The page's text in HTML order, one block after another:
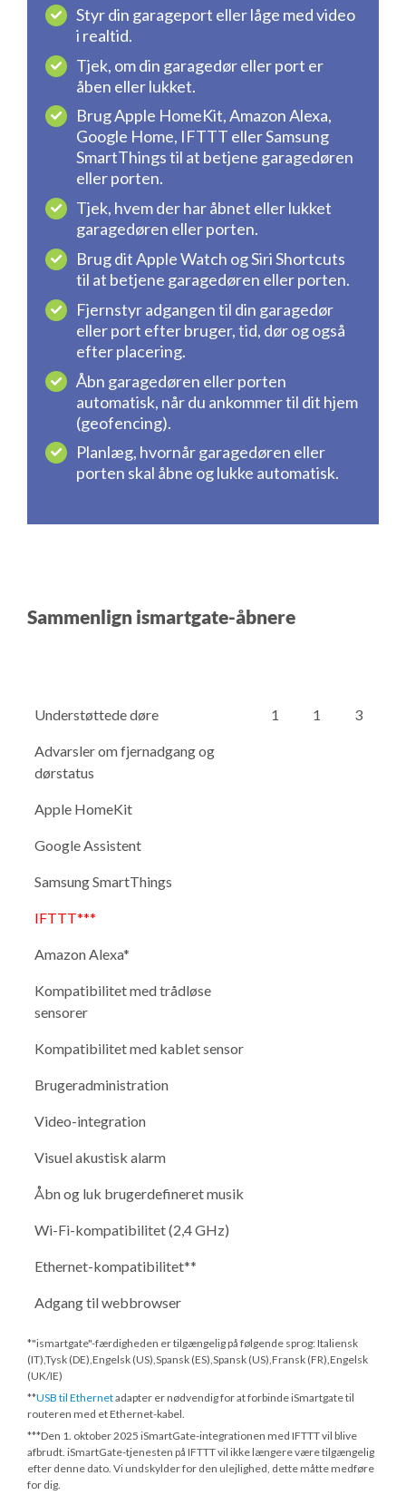
Styr din garageport eller låge med video
i realtid.
Tjek, om din garagedør eller port er
åben eller lukket.
Brug Apple HomeKit, Amazon Alexa,
Google Home, IFTTT eller Samsung
SmartThings til at betjene garagedøren
eller porten.
Tjek, hvem der har åbnet eller lukket
garagedøren eller porten.
Brug dit Apple Watch og Siri Shortcuts
til at betjene garagedøren eller porten.
Fjernstyr adgangen til din garagedør
eller port efter bruger, tid, dør og også
efter placering.
Åbn garagedøren eller porten
automatisk, når du ankommer til dit hjem
(geofencing).
Planlæg, hvornår garagedøren eller
porten skal åbne og lukke automatisk.
Sammenlign ismartgate-åbnere
Understøttede døre 1 1 3
Advarsler om fjernadgang og
dørstatus
Apple HomeKit
Google Assistent
Samsung SmartThings
IFTTT***
Amazon Alexa*
Kompatibilitet med trådløse
sensorer
Kompatibilitet med kablet sensor
Brugeradministration
Video-integration
Visuel akustisk alarm
Åbn og luk brugerdefineret musik
Wi-Fi-kompatibilitet (2,4 GHz)
Ethernet-kompatibilitet**
Adgang til webbrowser
*"ismartgate"-færdigheden er tilgængelig på følgende sprog: Italiensk
(IT),Tysk (DE),Engelsk (US),Spansk (ES),Spansk (US),Fransk (FR),Engelsk
(UK/IE)
**USB til Ethernetadapter er nødvendig for at forbinde iSmartgate til
routeren med et Ethernet-kabel.
***Den 1. oktober 2025 iSmartGate-integrationen med IFTTT vil blive
afbrudt. iSmartGate-tjenesten på IFTTT vil ikke længere være tilgængelig
efter denne dato. Vi undskylder for den ulejlighed, dette måtte medføre
for dig.